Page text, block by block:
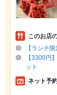
このお店
【ランチ
【3300円
ット
ネット予